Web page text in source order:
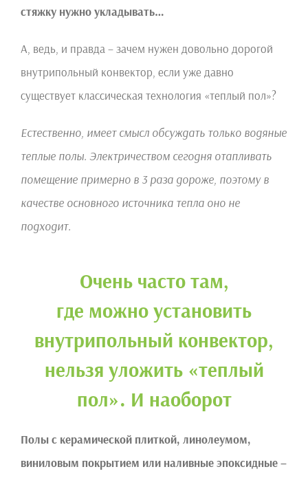
стяжку нужно укладывать…
А, ведь, и правда – зачем нужен довольно дорогой
внутрипольный конвектор, если уже давно
существует классическая технология «теплый пол»?
Естественно, имеет смысл обсуждать только водяные
теплые полы. Электричеством сегодня отапливать
помещение примерно в 3 раза дороже, поэтому в
качестве основного источника тепла оно не
подходит.
Очень часто там,
где можно установить
внутрипольный конвектор,
нельзя уложить «теплый
пол». И наоборот
Полы с керамической плиткой, линолеумом,
виниловым покрытием или наливные эпоксидные –